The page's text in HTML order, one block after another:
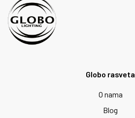
Globo rasveta
O nama
Blog